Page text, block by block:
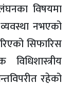
विषयमा
नभएको
सिफारिस
रहेको